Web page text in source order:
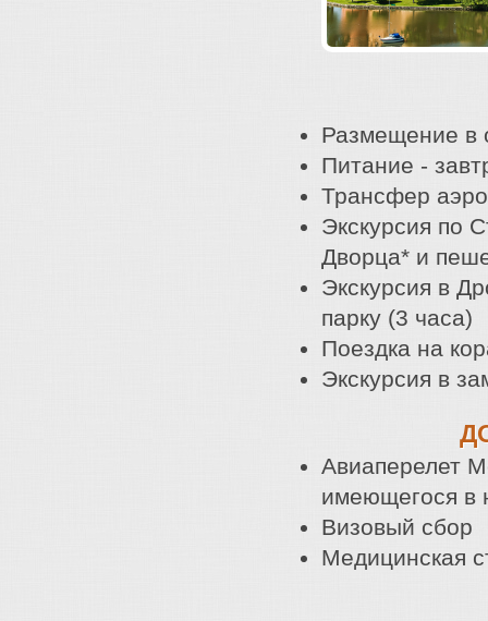
Размещение в
Питание -
Трансфер
Экскурсия по
Дворца* и
Экскурсия в
парку (3 часа)
Поездка на
Экскурсия в
Авиаперелет
имеющегося в
Визовый сбор
Медицинская